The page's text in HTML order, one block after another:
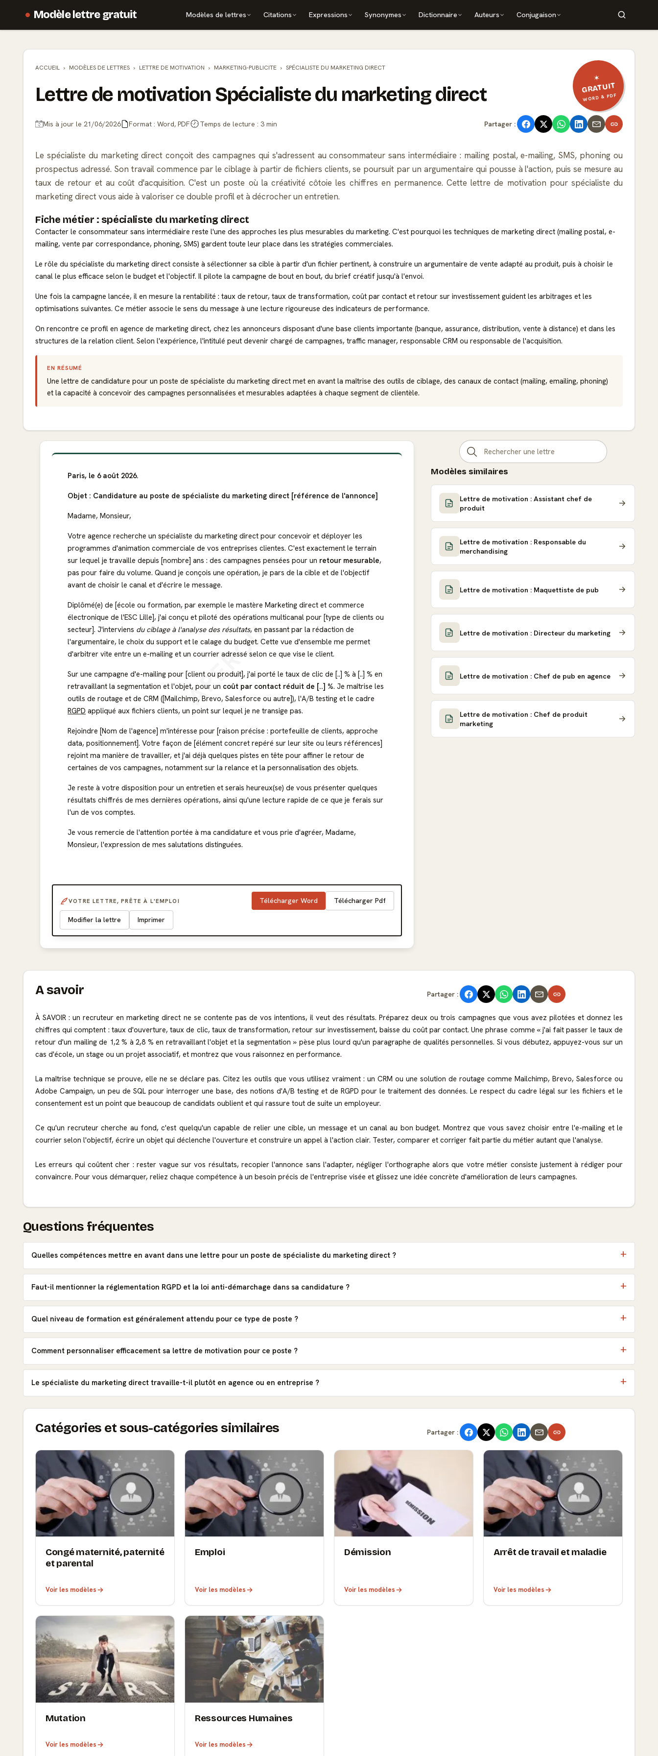
Modèle lettre gratuit Modèles de lettres Citations Expressions Synonymes Dictionnaire Auteurs Conjugaison
✶
GRATUIT
WORD & PDF
ACCUEIL MODÈLES DE LETTRES LETTRE DE MOTIVATION MARKETING-PUBLICITE SPÉCIALISTE DU MARKETING DIRECT
Lettre de motivation Spécialiste du marketing direct
Mis à jour le 21/06/2026 Format : Word, PDF Temps de lecture : 3 min Partager :
Le spécialiste du marketing direct conçoit des campagnes qui s'adressent au consommateur sans intermédiaire : mailing postal, e-mailing, SMS, phoning ou
prospectus adressé. Son travail commence par le ciblage à partir de fichiers clients, se poursuit par un argumentaire qui pousse à l'action, puis se mesure au
taux de retour et au coût d'acquisition. C'est un poste où la créativité côtoie les chiffres en permanence. Cette lettre de motivation pour spécialiste du
marketing direct vous aide à valoriser ce double profil et à décrocher un entretien.
Fiche métier : spécialiste du marketing direct
Contacter le consommateur sans intermédiaire reste l'une des approches les plus mesurables du marketing. C'est pourquoi les techniques de marketing direct (mailing postal, e-
mailing, vente par correspondance, phoning, SMS) gardent toute leur place dans les stratégies commerciales.
Le rôle du spécialiste du marketing direct consiste à sélectionner sa cible à partir d'un fichier pertinent, à construire un argumentaire de vente adapté au produit, puis à choisir le
canal le plus efficace selon le budget et l'objectif. Il pilote la campagne de bout en bout, du brief créatif jusqu'à l'envoi.
Une fois la campagne lancée, il en mesure la rentabilité : taux de retour, taux de transformation, coût par contact et retour sur investissement guident les arbitrages et les
optimisations suivantes. Ce métier associe le sens du message à une lecture rigoureuse des indicateurs de performance.
On rencontre ce profil en agence de marketing direct, chez les annonceurs disposant d'une base clients importante (banque, assurance, distribution, vente à distance) et dans les
structures de la relation client. Selon l'expérience, l'intitulé peut devenir chargé de campagnes, traffic manager, responsable CRM ou responsable de l'acquisition.
EN RÉSUMÉ
Une lettre de candidature pour un poste de spécialiste du marketing direct met en avant la maîtrise des outils de ciblage, des canaux de contact (mailing, emailing, phoning)
et la capacité à concevoir des campagnes personnalisées et mesurables adaptées à chaque segment de clientèle.
APERÇU
Paris, le 6 août 2026.
Objet : Candidature au poste de spécialiste du marketing direct [référence de l'annonce]
Madame, Monsieur,
Votre agence recherche un spécialiste du marketing direct pour concevoir et déployer les
programmes d'animation commerciale de vos entreprises clientes. C'est exactement le terrain
sur lequel je travaille depuis [nombre] ans : des campagnes pensées pour un retour mesurable,
pas pour faire du volume. Quand je conçois une opération, je pars de la cible et de l'objectif
avant de choisir le canal et d'écrire le message.
Diplômé(e) de [école ou formation, par exemple le mastère Marketing direct et commerce
électronique de l'ESC Lille], j'ai conçu et piloté des opérations multicanal pour [type de clients ou
secteur]. J'interviens du ciblage à l'analyse des résultats, en passant par la rédaction de
l'argumentaire, le choix du support et le calage du budget. Cette vue d'ensemble me permet
d'arbitrer vite entre un e-mailing et un courrier adressé selon ce que vise le client.
Sur une campagne d'e-mailing pour [client ou produit], j'ai porté le taux de clic de [..] % à [..] % en
retravaillant la segmentation et l'objet, pour un coût par contact réduit de [..] %. Je maîtrise les
outils de routage et de CRM ([Mailchimp, Brevo, Salesforce ou autre]), l'A/B testing et le cadre
RGPD appliqué aux fichiers clients, un point sur lequel je ne transige pas.
Rejoindre [Nom de l'agence] m'intéresse pour [raison précise : portefeuille de clients, approche
data, positionnement]. Votre façon de [élément concret repéré sur leur site ou leurs références]
rejoint ma manière de travailler, et j'ai déjà quelques pistes en tête pour affiner le retour de
certaines de vos campagnes, notamment sur la relance et la personnalisation des objets.
Je reste à votre disposition pour un entretien et serais heureux(se) de vous présenter quelques
résultats chiffrés de mes dernières opérations, ainsi qu'une lecture rapide de ce que je ferais sur
l'un de vos comptes.
Je vous remercie de l'attention portée à ma candidature et vous prie d'agréer, Madame,
Monsieur, l'expression de mes salutations distinguées.
VOTRE LETTRE, PRÊTE À L'EMPLOI Télécharger Word Télécharger Pdf
Modifier la lettre Imprimer
Modèles similaires
Lettre de motivation : Assistant chef de
produit
Lettre de motivation : Responsable du
merchandising
Lettre de motivation : Maquettiste de pub
Lettre de motivation : Directeur du marketing
Lettre de motivation : Chef de pub en agence
Lettre de motivation : Chef de produit
marketing
A savoir Partager :
À SAVOIR : un recruteur en marketing direct ne se contente pas de vos intentions, il veut des résultats. Préparez deux ou trois campagnes que vous avez pilotées et donnez les
chiffres qui comptent : taux d'ouverture, taux de clic, taux de transformation, retour sur investissement, baisse du coût par contact. Une phrase comme « j'ai fait passer le taux de
retour d'un mailing de 1,2 % à 2,8 % en retravaillant l'objet et la segmentation » pèse plus lourd qu'un paragraphe de qualités personnelles. Si vous débutez, appuyez-vous sur un
cas d'école, un stage ou un projet associatif, et montrez que vous raisonnez en performance.
La maîtrise technique se prouve, elle ne se déclare pas. Citez les outils que vous utilisez vraiment : un CRM ou une solution de routage comme Mailchimp, Brevo, Salesforce ou
Adobe Campaign, un peu de SQL pour interroger une base, des notions d'A/B testing et de RGPD pour le traitement des données. Le respect du cadre légal sur les fichiers et le
consentement est un point que beaucoup de candidats oublient et qui rassure tout de suite un employeur.
Ce qu'un recruteur cherche au fond, c'est quelqu'un capable de relier une cible, un message et un canal au bon budget. Montrez que vous savez choisir entre l'e-mailing et le
courrier selon l'objectif, écrire un objet qui déclenche l'ouverture et construire un appel à l'action clair. Tester, comparer et corriger fait partie du métier autant que l'analyse.
Les erreurs qui coûtent cher : rester vague sur vos résultats, recopier l'annonce sans l'adapter, négliger l'orthographe alors que votre métier consiste justement à rédiger pour
convaincre. Pour vous démarquer, reliez chaque compétence à un besoin précis de l'entreprise visée et glissez une idée concrète d'amélioration de leurs campagnes.
Questions fréquentes
Quelles compétences mettre en avant dans une lettre pour un poste de spécialiste du marketing direct ?
Faut-il mentionner la réglementation RGPD et la loi anti-démarchage dans sa candidature ?
Quel niveau de formation est généralement attendu pour ce type de poste ?
Comment personnaliser efficacement sa lettre de motivation pour ce poste ?
Le spécialiste du marketing direct travaille-t-il plutôt en agence ou en entreprise ?
Catégories et sous-catégories similaires Partager :
Congé maternité, paternité
et parental
Voir les modèles
Emploi
Voir les modèles
Démission
Voir les modèles
Arrêt de travail et maladie
Voir les modèles
Mutation
Voir les modèles
Ressources Humaines
Voir les modèles